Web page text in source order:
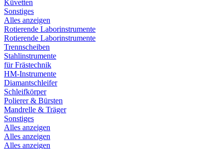
Küvetten
Sonstiges
Alles anzeigen
Rotierende Laborinstrumente
Rotierende Laborinstrumente
Trennscheiben
Stahlinstrumente
für Frästechnik
HM-Instrumente
Diamantschleifer
Schleifkörper
Polierer & Bürsten
Mandrelle & Träger
Sonstiges
Alles anzeigen
Alles anzeigen
Alles anzeigen